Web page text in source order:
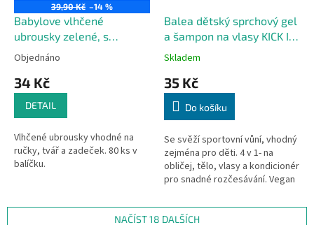
39,90 Kč –14 %
Babylove vlhčené
ubrousky zelené, s
heřmánkem a aloe vera,
80 ks
Objednáno
34 Kč
DETAIL
Vlhčené ubrousky vhodné na
ručky, tvář a zadeček. 80 ks v
balíčku.
Balea dětský sprchový gel
a šampon na vlasy KICK IT
4 v 1, 300 ml
Skladem
35 Kč
Do košíku
Se svěží sportovní vůní, vhodný
zejména pro děti. 4 v 1- na
obličej, tělo, vlasy a kondicionér
pro snadné rozčesávání. Vegan
NAČÍST 18 DALŠÍCH